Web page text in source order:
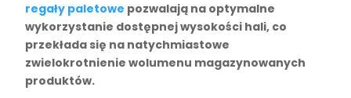
regały paletowe pozwalają na optymalne
wykorzystanie dostępnej wysokości hali, co
przekłada się na natychmiastowe
zwielokrotnienie wolumenu magazynowanych
produktów.